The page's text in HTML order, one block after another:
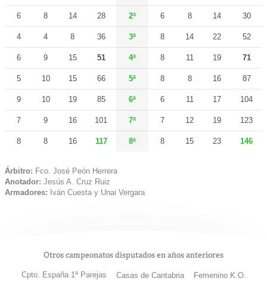
6 8 14 28 2ª 6 8 14 30
4 4 8 36 3ª 8 14 22 52
6 9 15 51 4ª 8 11 19 71
5 10 15 66 5ª 8 8 16 87
9 10 19 85 6ª 6 11 17 104
7 9 16 101 7ª 7 12 19 123
8 8 16 117 8ª 8 15 23 146
Árbitro: Fco. José Peón Herrera
Anotador: Jesús A. Cruz Ruiz
Armadores: Iván Cuesta y Unai Vergara
Otros campeonatos disputados en años anteriores
Cpto. España 1ª Parejas Casas de Cantabria Femenino K.O.